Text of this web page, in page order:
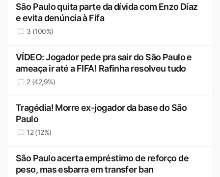
São Paulo quita parte da dívida com Enzo Díaz
e evita denúncia à Fifa
3 (100%)
VÍDEO: Jogador pede pra sair do São Paulo e
ameaça ir até a FIFA! Rafinha resolveu tudo
2 (42,9%)
Tragédia! Morre ex-jogador da base do São
Paulo
12 (12%)
São Paulo acerta empréstimo de reforço de
peso, mas esbarra em transfer ban